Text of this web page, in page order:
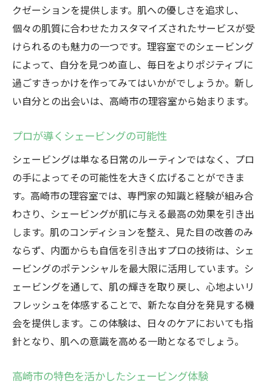
クゼーションを提供します。肌への優しさを追求し、
個々の肌質に合わせたカスタマイズされたサービスが受
けられるのも魅力の一つです。理容室でのシェービング
によって、自分を見つめ直し、毎日をよりポジティブに
過ごすきっかけを作ってみてはいかがでしょうか。新し
い自分との出会いは、高崎市の理容室から始まります。
プロが導くシェービングの可能性
シェービングは単なる日常のルーティンではなく、プロ
の手によってその可能性を大きく広げることができま
す。高崎市の理容室では、専門家の知識と経験が組み合
わさり、シェービングが肌に与える最高の効果を引き出
します。肌のコンディションを整え、見た目の改善のみ
ならず、内面からも自信を引き出すプロの技術は、シェ
ービングのポテンシャルを最大限に活用しています。シ
ェービングを通して、肌の輝きを取り戻し、心地よいリ
フレッシュを体感することで、新たな自分を発見する機
会を提供します。この体験は、日々のケアにおいても指
針となり、肌への意識を高める一助となるでしょう。
高崎市の特色を活かしたシェービング体験